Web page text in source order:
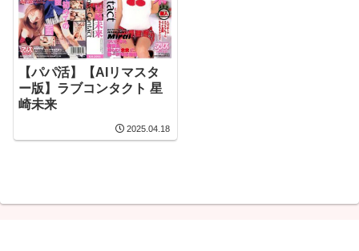
【パパ活】【AIリマスタ
ー版】ラブコンタクト 星
崎未来
2025.04.18